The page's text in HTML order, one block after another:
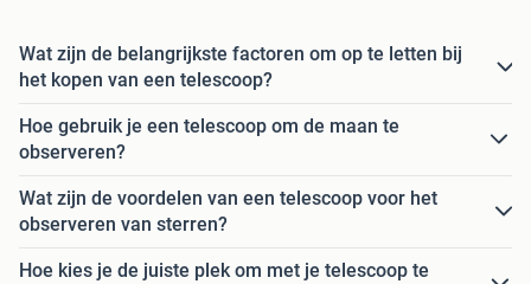
Wat zijn de belangrijkste factoren om op te letten bij
het kopen van een telescoop?
Hoe gebruik je een telescoop om de maan te
observeren?
Wat zijn de voordelen van een telescoop voor het
observeren van sterren?
Hoe kies je de juiste plek om met je telescoop te